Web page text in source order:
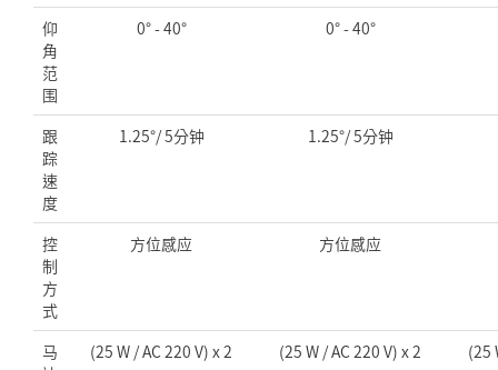
仰
角
范
围
0° - 40° 0° - 40°
跟
踪
速
度
1.25°/ 5分钟 1.25°/ 5分钟
控
制
方
式
方位感应 方位感应
马
(25 W / AC 220 V) x 2 (25 W / AC 220 V) x 2 (25